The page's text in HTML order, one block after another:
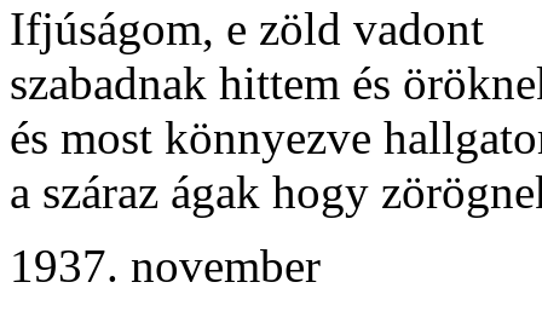
Ifjúságom, e zöld vadont
szabadnak hittem és
és most könnyezve
a száraz ágak hogy
1937. november